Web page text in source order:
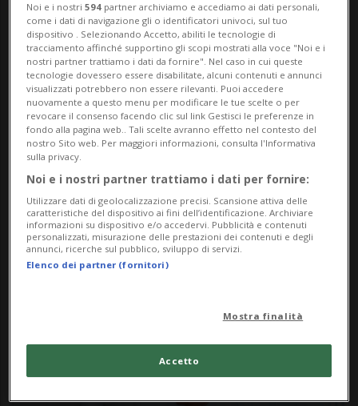
NATIONAL LEAGUE 9 mesi
Lo Zugo soffre, l'infermeria è
sempre pienissima
Noi e i nostri594 partner archiviamo e accediamo ai dati personali,
come i dati di navigazione gli o identificatori univoci, sul tuo
dispositivo . Selezionando Accetto, abiliti le tecnologie di
tracciamento affinché supportino gli scopi mostrati alla voce "Noi e i
nostri partner trattiamo i dati da fornire". Nel caso in cui queste
tecnologie dovessero essere disabilitate, alcuni contenuti e annunci
visualizzati potrebbero non essere rilevanti. Puoi accedere
nuovamente a questo menu per modificare le tue scelte o per
revocare il consenso facendo clic sul link Gestisci le preferenze in
fondo alla pagina web.. Tali scelte avranno effetto nel contesto del
nostro Sito web. Per maggiori informazioni, consulta l'Informativa
sulla privacy.
Noi e i nostri partner trattiamo i dati per fornire:
Utilizzare dati di geolocalizzazione precisi. Scansione attiva delle
caratteristiche del dispositivo ai fini dell’identificazione. Archiviare
informazioni su dispositivo e/o accedervi. Pubblicità e contenuti
personalizzati, misurazione delle prestazioni dei contenuti e degli
annunci, ricerche sul pubblico, sviluppo di servizi.
Elenco dei partner (fornitori)
Mostra finalità
Accetto